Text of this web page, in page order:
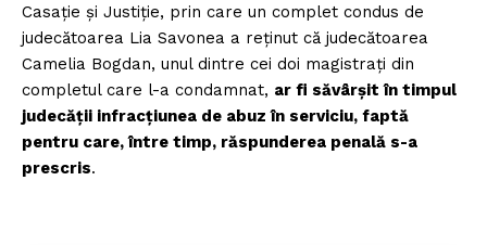
Casație și Justiție, prin care un complet condus de
judecătoarea Lia Savonea a reținut că judecătoarea
Camelia Bogdan, unul dintre cei doi magistrați din
completul care l-a condamnat, ar fi săvârșit în timpul
judecății infracțiunea de abuz în serviciu, faptă
pentru care, între timp, răspunderea penală s-a
prescris.